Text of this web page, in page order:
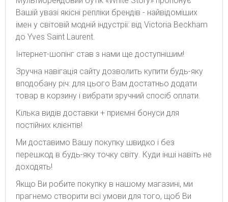
Вашій увазі якісні репліки брендів - найвідоміших
імен у світовій модній індустрії: від Victoria Beckham
до Yves Saint Laurent.
Інтернет-шопінг став з нами ще доступнішим!
Зручна навігація сайту дозволить купити будь-яку
вподобану річ: для цього Вам достатньо додати
товар в корзину і вибрати зручний спосіб оплати.
Кілька видів доставки + приємні бонуси для
постійних клієнтів!
Ми доставимо Вашу покупку швидко і без
перешкод в будь-яку точку світу. Куди інші навіть не
доходять!
Якщо Ви робите покупку в нашому магазині, ми
прагнемо створити всі умови для того, щоб Ви